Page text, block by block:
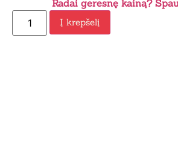
Radai geresnę kainą?
Į krepšelį